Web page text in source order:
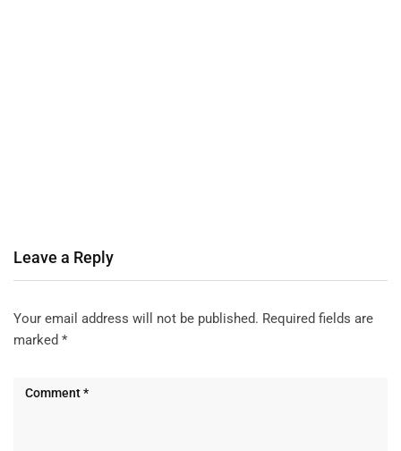
Leave a Reply
Your email address will not be published. Required fields are
marked *